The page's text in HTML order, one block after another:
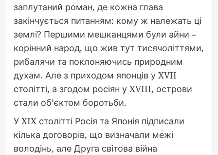
заплутаний роман, де кожна глава
закінчується питанням: кому ж належать ці
землі? Першими мешканцями були айни –
корінний народ, що жив тут тисячоліттями,
рибалячи та поклоняючись природним
духам. Але з приходом японців у XVII
столітті, а згодом росіян у XVIII, острови
стали об’єктом боротьби.
У XIX столітті Росія та Японія підписали
кілька договорів, що визначали межі
володінь, але Друга світова війна